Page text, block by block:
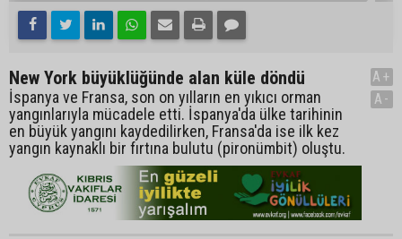
New York büyüklüğünde alan küle döndü
İspanya ve Fransa, son on yılların en yıkıcı orman
yangınlarıyla mücadele etti. İspanya'da ülke tarihinin
en büyük yangını kaydedilirken, Fransa'da ise ilk kez
yangın kaynaklı bir fırtına bulutu (pironümbit) oluştu.
A+
A-